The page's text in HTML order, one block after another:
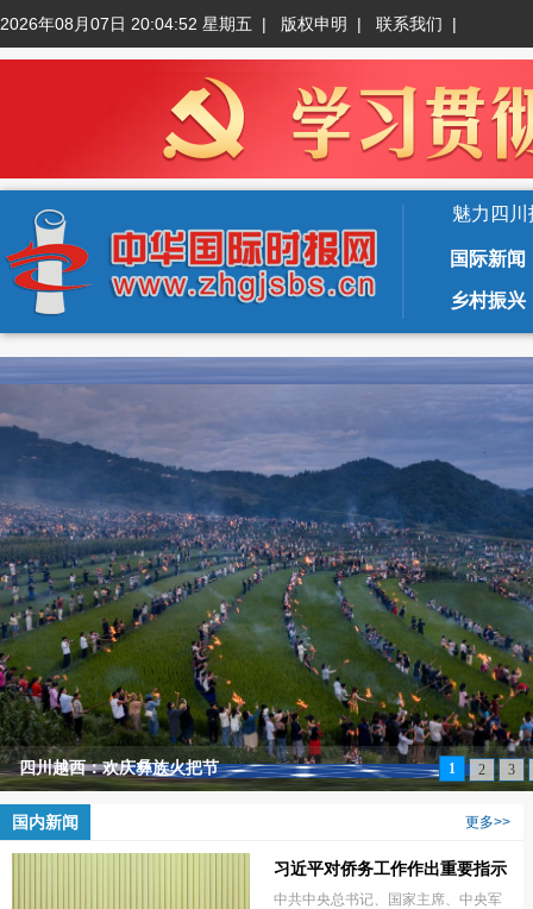
2026年08月07日 20:04:52 星期五 | 版权申明 | 联系我们 |
魅力四川
国际新闻
乡村振兴
四川越西：欢庆彝族火把节 1 2 3
国内新闻 更多>>
习近平对侨务工作作出重要指示
中共中央总书记、国家主席、中央军